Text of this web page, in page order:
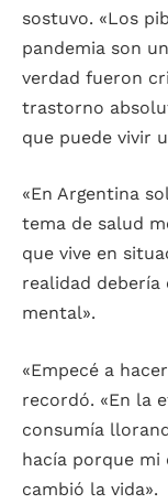
sostuvo. «Los
pandemia son
verdad fueron
trastorno
que puede vivir
«En Argentina
tema de salud
que vive en
realidad
mental».
«Empecé a
recordó. «En la
consumía
hacía porque
cambió la vida».